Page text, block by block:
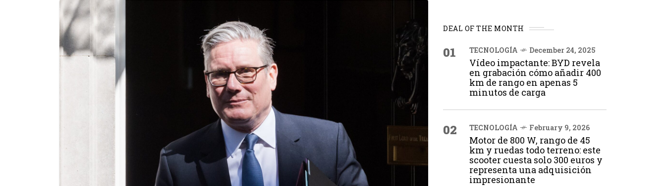
DEAL OF THE MONTH
01 TECNOLOGÍA December 24, 2025
Vídeo impactante: BYD revela
en grabación cómo añadir 400
km de rango en apenas 5
minutos de carga
02 TECNOLOGÍA February 9, 2026
Motor de 800 W, rango de 45
km y ruedas todo terreno: este
scooter cuesta solo 300 euros y
representa una adquisición
impresionante